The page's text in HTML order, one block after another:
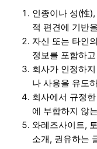
인종이나 성(性
적 편견에 기반
자신 또는 타인
정보를 포함하
회사가 인정하
나 사용을 유도
회사에서 규정
에 부합하지 않
와레즈사이트,
소개, 권유하는